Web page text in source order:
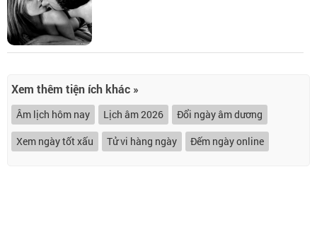
Xem thêm tiện ích khác »
Âm lịch hôm nay Lịch âm 2026
Đổi ngày âm dương
Xem ngày tốt xấu
Tử vi hàng ngày Đếm ngày online